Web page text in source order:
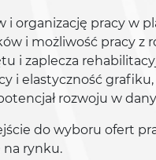
i organizację pracy w
i możliwość pracy z
i zaplecza
i elastyczność grafiku,
rozwoju w
do wyboru ofert
na rynku.